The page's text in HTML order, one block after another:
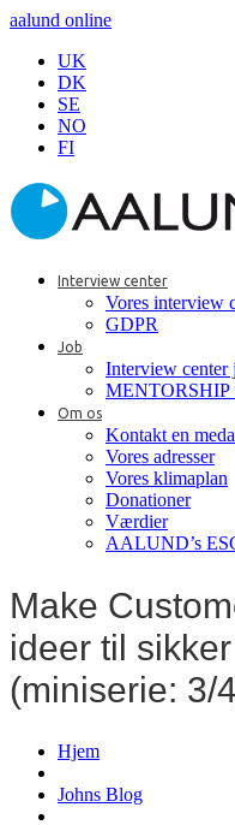
aalund online
UK
DK
SE
NO
FI
Interview center
Vores interview
GDPR
Job
Interview center
MENTORSHIP
Om os
Kontakt en
Vores adresser
Vores klimaplan
Donationer
Værdier
AALUND’s
Make
ideer til
(miniserie: 3/
Hjem
Johns Blog